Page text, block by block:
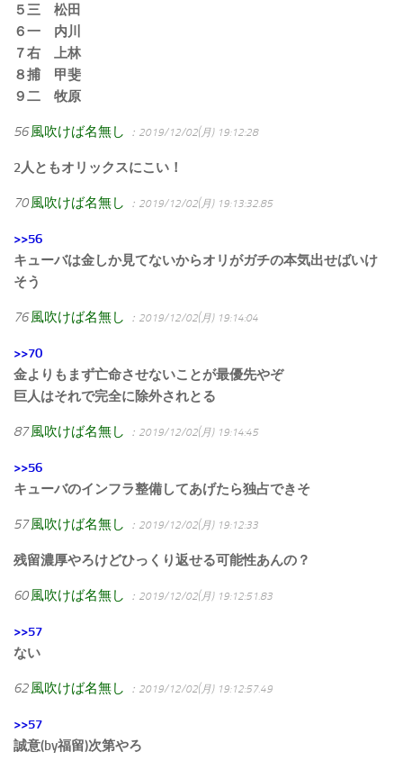
５三 松田
６一 内川
７右 上林
８捕 甲斐
９二 牧原
56 風吹けば名無し ：2019/12/02(月) 19:12:28
2人ともオリックスにこい！
70 風吹けば名無し ：2019/12/02(月) 19:13:32.85
>>56
キューバは金しか見てないからオリがガチの本気出せばいけ
そう
76 風吹けば名無し ：2019/12/02(月) 19:14:04
>>70
金よりもまず亡命させないことが最優先やぞ
巨人はそれで完全に除外されとる
87 風吹けば名無し ：2019/12/02(月) 19:14:45
>>56
キューバのインフラ整備してあげたら独占できそ
57 風吹けば名無し ：2019/12/02(月) 19:12:33
残留濃厚やろけどひっくり返せる可能性あんの？
60 風吹けば名無し ：2019/12/02(月) 19:12:51.83
>>57
ない
62 風吹けば名無し ：2019/12/02(月) 19:12:57.49
>>57
誠意(by福留)次第やろ